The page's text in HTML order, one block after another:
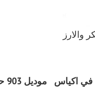
والارز
في اكياس